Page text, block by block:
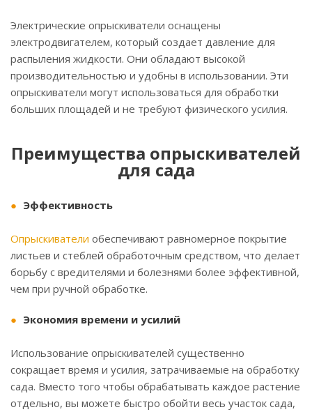
Электрические опрыскиватели оснащены
электродвигателем, который создает давление для
распыления жидкости. Они обладают высокой
производительностью и удобны в использовании. Эти
опрыскиватели могут использоваться для обработки
больших площадей и не требуют физического усилия.
Преимущества опрыскивателей
для сада
Эффективность
Опрыскиватели обеспечивают равномерное покрытие
листьев и стеблей обработочным средством, что делает
борьбу с вредителями и болезнями более эффективной,
чем при ручной обработке.
Экономия времени и усилий
Использование опрыскивателей существенно
сокращает время и усилия, затрачиваемые на обработку
сада. Вместо того чтобы обрабатывать каждое растение
отдельно, вы можете быстро обойти весь участок сада,